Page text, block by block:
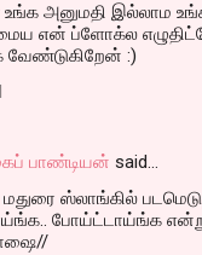
அனுமதி இல்லாம
என் ப்ளோக்ல
:)
பாண்டியன் said…
மதுரை ஸ்லாங்கில்
போய்ட்டாய்ங்க